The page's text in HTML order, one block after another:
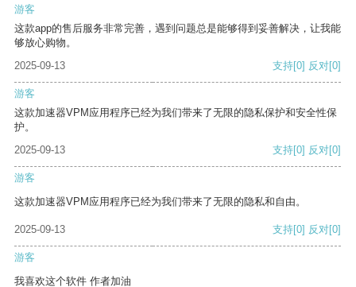
游客
这款app的售后服务非常完善，遇到问题总是能够得到妥善解决，让我能
够放心购物。
2025-09-13
支持[0] 反对[0]
游客
这款加速器VPM应用程序已经为我们带来了无限的隐私保护和安全性保
护。
2025-09-13
支持[0] 反对[0]
游客
这款加速器VPM应用程序已经为我们带来了无限的隐私和自由。
2025-09-13 支持[0] 反对[0]
游客
我喜欢这个软件 作者加油